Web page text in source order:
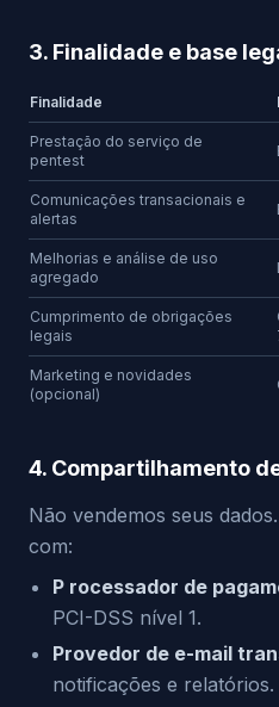
3. Finalidade e base
Finalidade
Prestação do serviço de
pentest
Comunicações transacionais e
alertas
Melhorias e análise de uso
agregado
Cumprimento de obrigações
legais
Marketing e novidades
(opcional)
4. Compartilhamento
Não vendemos seus
com:
P rocessador de
PCI-DSS nível 1.
Provedor de e-mail
notificações e relatórios.